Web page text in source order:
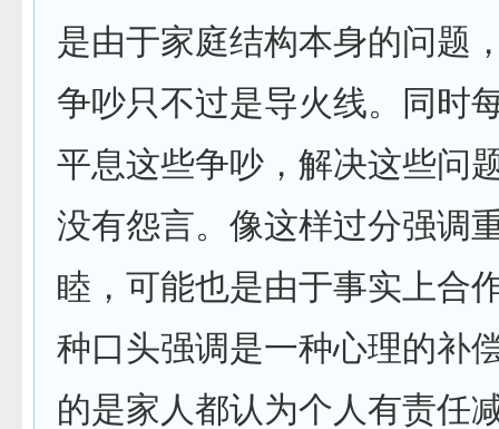
是由于家庭结构本身的问题
争吵只不过是导火线。同时
平息这些争吵，解决这些问
没有怨言。像这样过分强调
睦，可能也是由于事实上合
种口头强调是一种心理的补
的是家人都认为个人有责任